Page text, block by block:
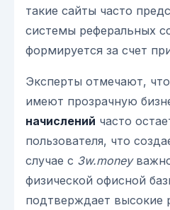
такие сайты часто
системы реферальных
формируется за счет
Эксперты отмечают,
имеют прозрачную
начислений часто
пользователя, что
случае с 3w.money
физической офисной
подтверждает высокие